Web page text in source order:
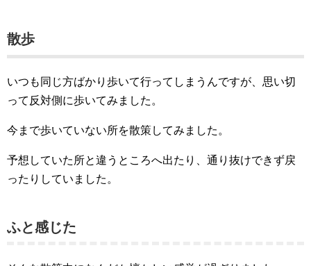
散歩
いつも同じ方ばかり歩いて行ってしまうんですが、思い切
って反対側に歩いてみました。
今まで歩いていない所を散策してみました。
予想していた所と違うところへ出たり、通り抜けできず戻
ったりしていました。
ふと感じた